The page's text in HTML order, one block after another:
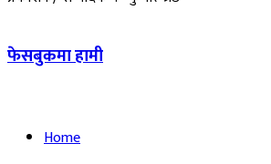
फेसबुकमा हामी
Home